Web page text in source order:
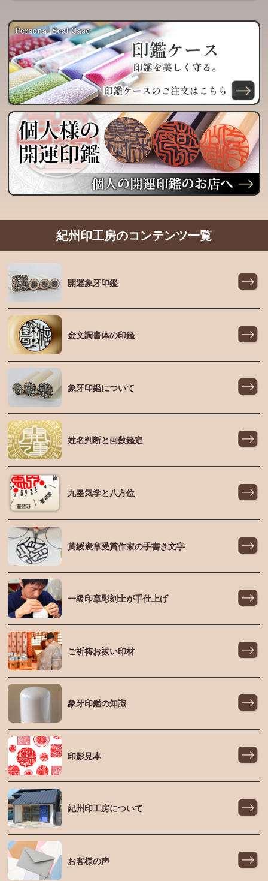
紀州印工房のコンテンツ一覧
開運象牙印鑑
金文調書体の印鑑
象牙印鑑について
姓名判断と画数鑑定
九星気学と八方位
黄綬褒章受賞作家の手書き文字
一級印章彫刻士が手仕上げ
ご祈祷お祓い印材
象牙印鑑の知識
印影見本
紀州印工房について
お客様の声